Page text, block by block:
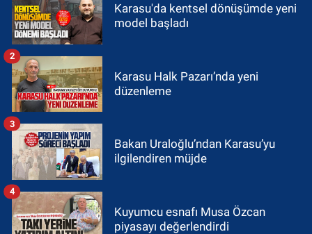
Karasu'da kentsel dönüşümde yeni
model başladı
Karasu Halk Pazarı’nda yeni
düzenleme
2
Bakan Uraloğlu’ndan Karasu’yu
ilgilendiren müjde
3
Kuyumcu esnafı Musa Özcan
piyasayı değerlendirdi
4